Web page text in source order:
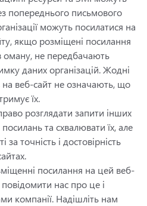
попереднього письмового
можуть посилатися на
якщо розміщені посилання
оману, не передбачають
даних організацій. Жодні
на веб-сайт не означають, що
їх.
розглядати запити інших
та схвалювати їх, але
за точність і достовірність
посилання на цей веб-
нас про це і
компанії. Надішліть нам